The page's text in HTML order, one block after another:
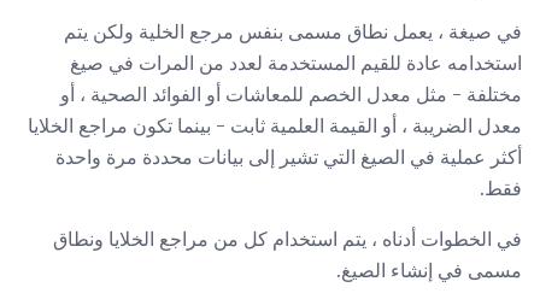
في صيغة ، يعمل نطاق مسمى بنفس مرجع الخلية ولكن يتم
استخدامه عادة للقيم المستخدمة لعدد من المرات في صيغ
مختلفة - مثل معدل الخصم للمعاشات أو الفوائد الصحية ، أو
معدل الضريبة ، أو القيمة العلمية ثابت - بينما تكون مراجع الخلايا
أكثر عملية في الصيغ التي تشير إلى بيانات محددة مرة واحدة
فقط.
في الخطوات أدناه ، يتم استخدام كل من مراجع الخلايا ونطاق
مسمى في إنشاء الصيغ.